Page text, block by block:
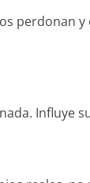
perdonan
Influye